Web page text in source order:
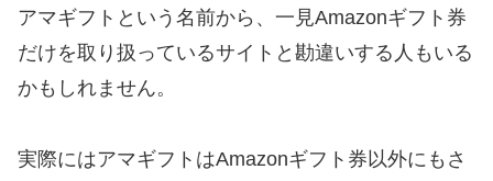
アマギフトという名前から、一見Amazonギフト券
だけを取り扱っているサイトと勘違いする人もいる
かもしれません。
実際にはアマギフトはAmazonギフト券以外にもさ